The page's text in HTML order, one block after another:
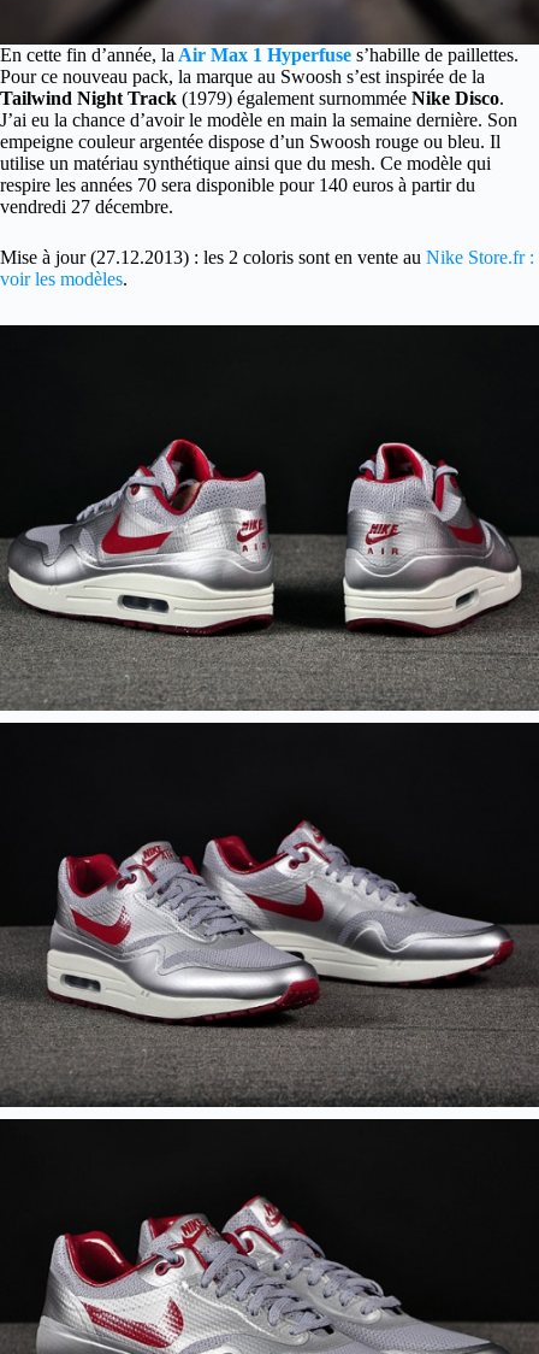
En cette fin d’année, la Air Max 1 Hyperfuse s’habille de paillettes.
Pour ce nouveau pack, la marque au Swoosh s’est inspirée de la
Tailwind Night Track (1979) également surnommée Nike Disco.
J’ai eu la chance d’avoir le modèle en main la semaine dernière. Son
empeigne couleur argentée dispose d’un Swoosh rouge ou bleu. Il
utilise un matériau synthétique ainsi que du mesh. Ce modèle qui
respire les années 70 sera disponible pour 140 euros à partir du
vendredi 27 décembre.
Mise à jour (27.12.2013) : les 2 coloris sont en vente au Nike Store.fr :
voir les modèles.